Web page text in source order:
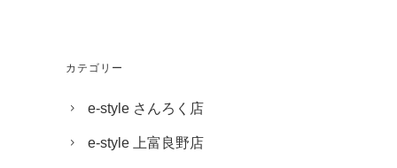
カテゴリー
e-style さんろく店
e-style 上富良野店